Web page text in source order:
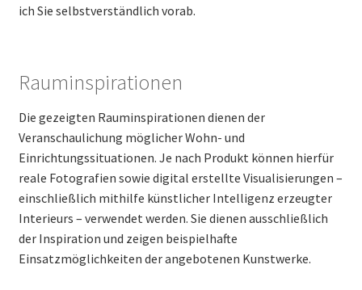
ich Sie selbstverständlich vorab.
Rauminspirationen
Die gezeigten Rauminspirationen dienen der
Veranschaulichung möglicher Wohn- und
Einrichtungssituationen. Je nach Produkt können hierfür
reale Fotografien sowie digital erstellte Visualisierungen –
einschließlich mithilfe künstlicher Intelligenz erzeugter
Interieurs – verwendet werden. Sie dienen ausschließlich
der Inspiration und zeigen beispielhafte
Einsatzmöglichkeiten der angebotenen Kunstwerke.